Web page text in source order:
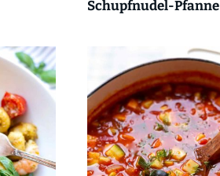
Schupfnudel-Pfanne